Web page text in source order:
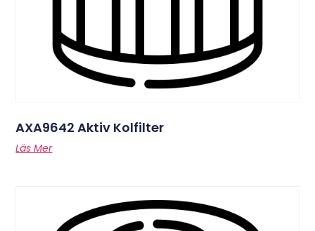
AXA9642 Aktiv Kolfilter
Läs Mer